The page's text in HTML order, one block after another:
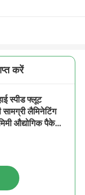
करें
स्पीड फ्लूट
लैमिनेटिंग
औद्योगिक पैकेजिंग